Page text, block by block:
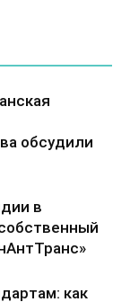
обсудили
в
как